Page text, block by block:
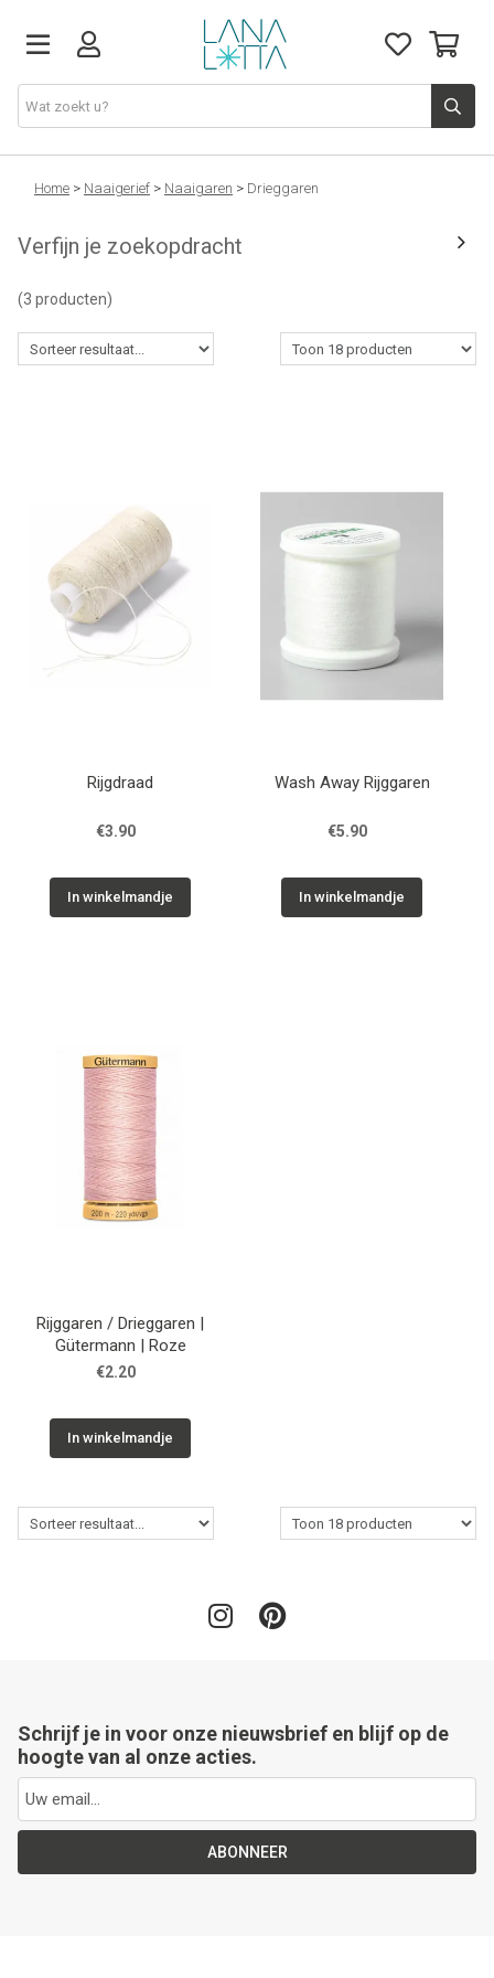
Stoffen
Fournituren
Naaigerief
Patronen
Tips & tricks
Cadeaubon
Home > Naaigerief > Naaigaren > Drieggaren
Verfijn je zoekopdracht
(3 producten)
Rijgdraad
€3.90
In winkelmandje
Wash Away Rijggaren
€5.90
In winkelmandje
Rijggaren / Drieggaren |
Gütermann | Roze
€2.20
In winkelmandje
Schrijf je in voor onze nieuwsbrief en blijf op de
hoogte van al onze acties.
ABONNEER